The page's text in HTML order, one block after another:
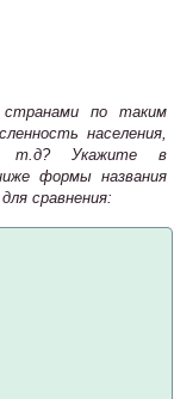
по таким
населения,
и т.д? Укажите в
формы названия
сравнения: